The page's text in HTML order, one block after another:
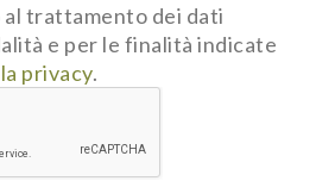
al trattamento dei dati
e per le finalità indicate
privacy.